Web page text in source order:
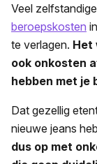
Veel
beroepskosten
te verlagen. Het
ook onkosten
hebben met je
Dat gezellig
nieuwe jeans
dus op met